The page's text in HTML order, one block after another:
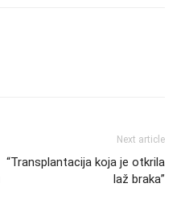
Next article
“Transplantacija koja je otkrila
laž braka”